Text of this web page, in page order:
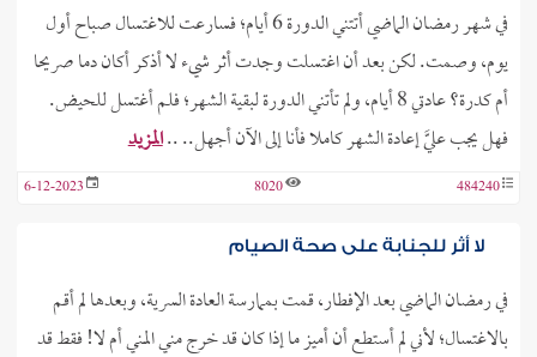
في شهر رمضان الماضي أتتني الدورة 6 أيام؛ فسارعت للاغتسال صباح أول
يوم، وصمت. لكن بعد أن اغتسلت وجدت أثر شيء لا أذكر أكان دما صريحا
أم كدرة؟ عادتي 8 أيام، ولم تأتني الدورة لبقية الشهر؛ فلم أغتسل للحيض.
فهل يجب عليَّ إعادة الشهر كاملا فأنا إلى الآن أجهل.. ..المزيد
484240
8020
6-12-2023
لا أثر للجنابة على صحة الصيام
في رمضان الماضي بعد الإفطار، قمت بممارسة العادة السرية، وبعدها لم أقم
بالاغتسال؛ لأني لم أستطع أن أميز ما إذا كان قد خرج مني المني أم لا! فقط قد